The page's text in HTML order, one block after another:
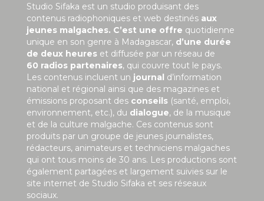
Studio Sifaka est un studio produisant des
contenus radiophoniques et web destinés aux
jeunes malgaches. C’est une offre quotidienne
unique en son genre à Madagascar, d’une durée
de deux heures et diffusée par un réseau de
60 radios partenaires, qui couvre tout le pays.
Les contenus incluent un journal d’information
national et régional ainsi que des magazines et
émissions proposant des conseils (santé, emploi,
environnement, etc.), du dialogue, de la musique
et de la culture malgache. Ces contenus sont
produits par un groupe de jeunes journalistes,
rédacteurs, animateurs et techniciens malgaches
qui ont tous moins de 30 ans. Les productions sont
également partagées et largement suivies sur le
site internet de Studio Sifaka et ses réseaux
sociaux.